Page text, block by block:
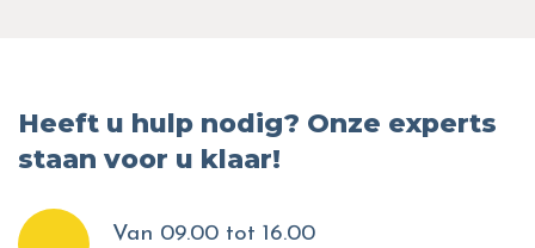
Heeft u hulp nodig? Onze experts
staan voor u klaar!
Van 09.00 tot 16.00